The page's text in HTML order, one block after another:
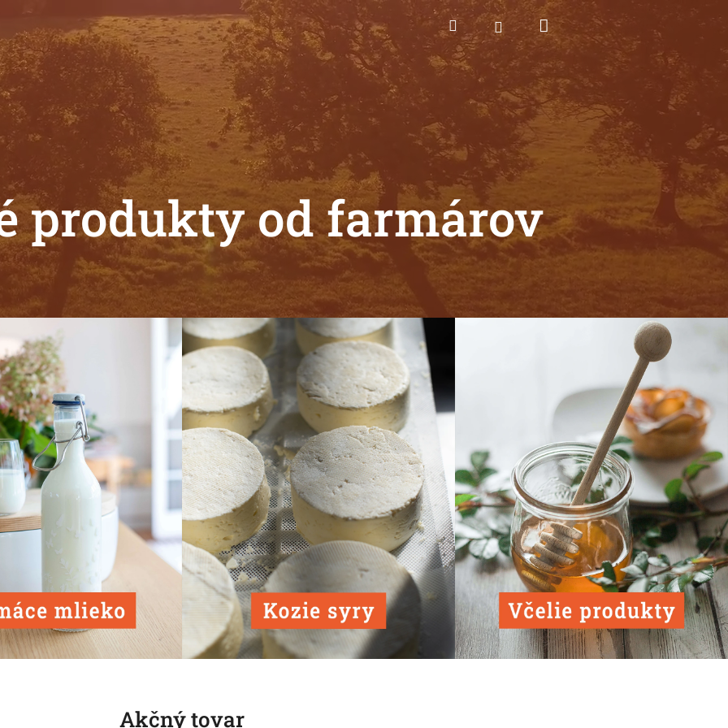
HľadaťPrihlásenieNákupný
košík
produkty od farmárov
Akčný tovar